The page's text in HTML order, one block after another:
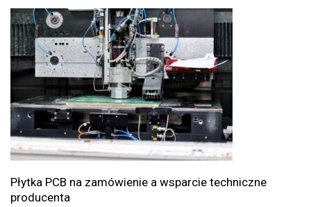
Płytka PCB na zamówienie a wsparcie techniczne
producenta